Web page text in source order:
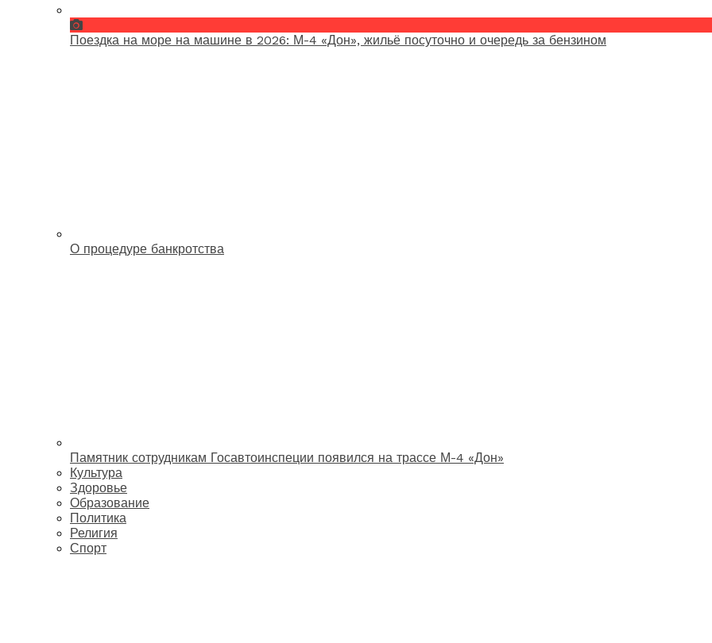
Поездка на море на машине в 2026: М-4 «Дон», жильё посуточно и очередь за бензином
О процедуре банкротства
Памятник сотрудникам Госавтоинспеции появился на трассе М-4 «Дон»
Культура
Здоровье
Образование
Политика
Религия
Спорт